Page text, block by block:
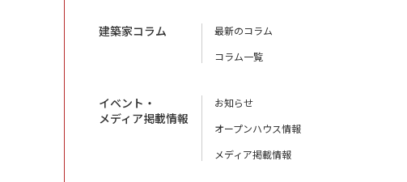
建築家コラム
最新のコラム
コラム一覧
イベント・
メディア掲載情報
お知らせ
オープンハウス情報
メディア掲載情報